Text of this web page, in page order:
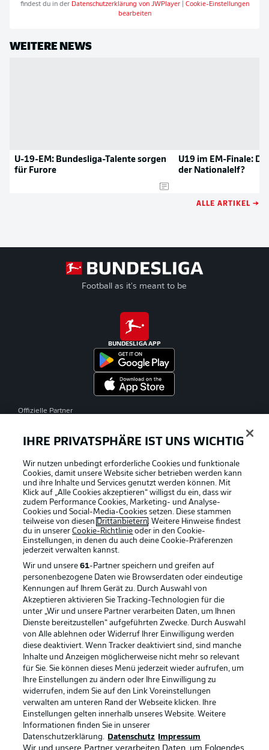
findest du in der Datenschutzerklärung von JWPlayer| Cookie-Einstellungen
bearbeiten
WEITERE NEWS
U-19-EM: Bundesliga-Talente sorgen
für Furore
U19 im EM-Finale:
der Nationalelf?
ALLE ARTIKEL →
Football as it's meant to be
BUNDESLIGA APP
Offizielle Partner
Rechtliche Hinweise Voreinstellungen verwalten
Datenschutz Nutzungsbedingungen
Broadcaster Kontakt
Jobs Impressum
Partner Spieler
Liveticker
IHRE PRIVATSPHÄRE IST UNS WICHTIG
Wir nutzen unbedingt erforderliche Cookies und funktionale
Cookies, damit unsere Website sicher betrieben werden kann
und ihre Inhalte und Services genutzt werden können. Mit
Klick auf „Alle Cookies akzeptieren“ willigst du ein, dass wir
zudem Performance Cookies, Marketing- und Analyse-
Cookies und Social-Media-Cookies setzen. Diese stammen
teilweise von diesen Drittanbietern. Weitere Hinweise findest
du in unsererCookie-Richtlinie oder in den Cookie-
Einstellungen, in denen du auch deine Cookie-Präferenzen
jederzeit verwalten kannst.
Wir und unsere61-Partner speichern und greifen auf
personenbezogene Daten wie Browserdaten oder eindeutige
Kennungen auf Ihrem Gerät zu. Durch Auswahl von
Akzeptieren aktivieren Sie Tracking-Technologien für die
unter „Wir und unsere Partner verarbeiten Daten, um Ihnen
Dienste bereitzustellen“ aufgeführten Zwecke. Durch Auswahl
von Alle ablehnen oder Widerruf Ihrer Einwilligung werden
diese deaktiviert. Wenn Tracker deaktiviert sind, sind manche
Inhalte und Anzeigen möglicherweise nicht mehr so relevant
für Sie. Sie können dieses Menü jederzeit wieder aufrufen, um
Ihre Einstellungen zu ändern oder Ihre Einwilligung zu
widerrufen, indem Sie auf den Link Voreinstellungen
verwalten am unteren Rand der Webseite klicken. Ihre
Einstellungen gelten innerhalb unseres Website. Weitere
Informationen finden Sie in unserer
Datenschutzerklärung.
Datenschutz Impressum